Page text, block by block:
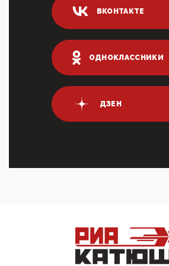
ИНН для переводов по СБП это
логических двухЗаполнение ИНН
переводах по ...
03:35, 10 Апреля 2026
Суммарное вознаграждение
крупных банках по итогам 2025
03:01, 10 Апреля 2026
Террорист и убийца Буданов
что союзники просили Киев не
входМошенники активно
Госуслугах уме...
12:01, 10 Апреля 2026
ВКОНТАКТЕ
ОДНОКЛАССНИКИ
ДЗЕН